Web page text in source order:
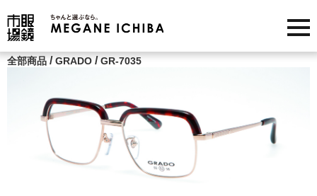
全部商品 /GRADO /GR-7035